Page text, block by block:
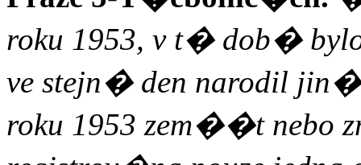
roku 1953, v t� dob�
ve stejn� den narodil
roku 1953 zem��t nebo